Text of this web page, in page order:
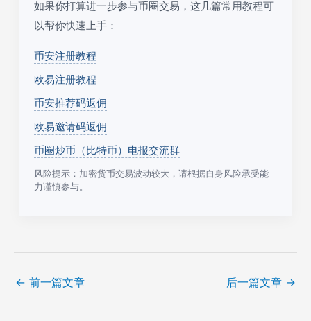
如果你打算进一步参与币圈交易，这几篇常用教程可
以帮你快速上手：
币安注册教程
欧易注册教程
币安推荐码返佣
欧易邀请码返佣
币圈炒币（比特币）电报交流群
风险提示：加密货币交易波动较大，请根据自身风险承受能
力谨慎参与。
← 前一篇文章 后一篇文章 →